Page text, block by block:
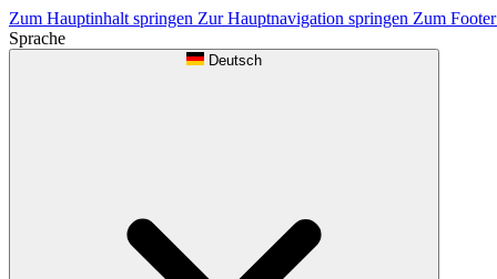
Zum Hauptinhalt springen Zur Hauptnavigation springen Zum
Sprache
Deutsch